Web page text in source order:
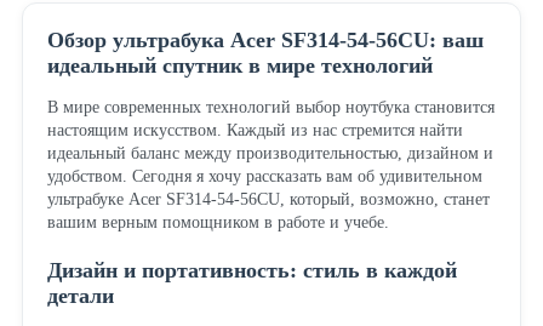
Обзор ультрабука Acer SF314-54-56CU: ваш
идеальный спутник в мире технологий
В мире современных технологий выбор ноутбука становится
настоящим искусством. Каждый из нас стремится найти
идеальный баланс между производительностью, дизайном и
удобством. Сегодня я хочу рассказать вам об удивительном
ультрабуке Acer SF314-54-56CU, который, возможно, станет
вашим верным помощником в работе и учебе.
Дизайн и портативность: стиль в каждой
детали